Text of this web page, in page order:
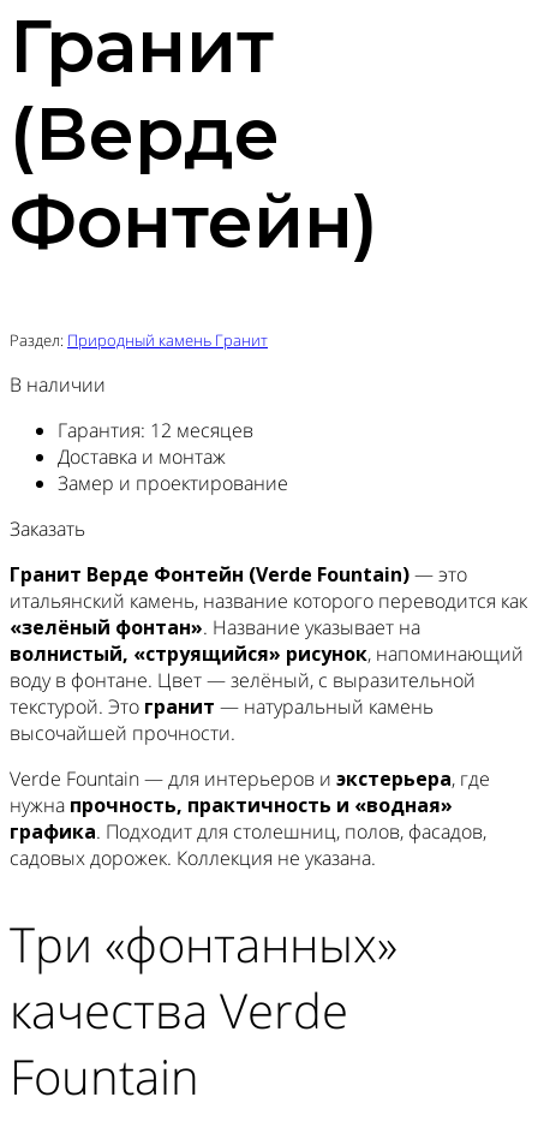
Гранит
(Верде
Фонтейн)
Раздел: Природный камень Гранит
В наличии
Гарантия: 12 месяцев
Доставка и монтаж
Замер и проектирование
Заказать
Гранит Верде Фонтейн (Verde Fountain)— это
итальянский камень, название которого переводится как
«зелёный фонтан». Название указывает на
волнистый, «струящийся» рисунок, напоминающий
воду в фонтане. Цвет — зелёный, с выразительной
текстурой. Это гранит — натуральный камень
высочайшей прочности.
Verde Fountain — для интерьеров и экстерьера, где
нужна прочность, практичность и «водная»
графика. Подходит для столешниц, полов, фасадов,
садовых дорожек. Коллекция не указана.
Три «фонтанных»
качества Verde
Fountain